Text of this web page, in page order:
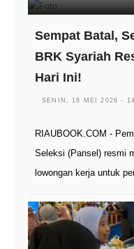
Sempat Batal,
BRK Syariah
Hari Ini!
SENIN, 18 MEI 2026 -
RIAUBOOK.COM -
Seleksi (Pansel) resmi
lowongan kerja untuk